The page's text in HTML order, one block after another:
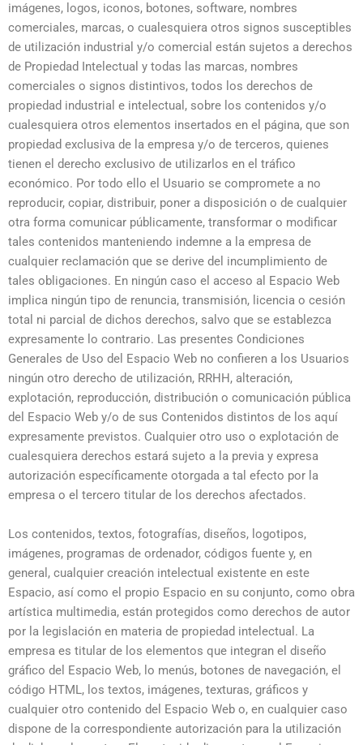
imágenes, logos, iconos, botones, software, nombres
comerciales, marcas, o cualesquiera otros signos susceptibles
de utilización industrial y/o comercial están sujetos a derechos
de Propiedad Intelectual y todas las marcas, nombres
comerciales o signos distintivos, todos los derechos de
propiedad industrial e intelectual, sobre los contenidos y/o
cualesquiera otros elementos insertados en el página, que son
propiedad exclusiva de la empresa y/o de terceros, quienes
tienen el derecho exclusivo de utilizarlos en el tráfico
económico. Por todo ello el Usuario se compromete a no
reproducir, copiar, distribuir, poner a disposición o de cualquier
otra forma comunicar públicamente, transformar o modificar
tales contenidos manteniendo indemne a la empresa de
cualquier reclamación que se derive del incumplimiento de
tales obligaciones. En ningún caso el acceso al Espacio Web
implica ningún tipo de renuncia, transmisión, licencia o cesión
total ni parcial de dichos derechos, salvo que se establezca
expresamente lo contrario. Las presentes Condiciones
Generales de Uso del Espacio Web no confieren a los Usuarios
ningún otro derecho de utilización, RRHH, alteración,
explotación, reproducción, distribución o comunicación pública
del Espacio Web y/o de sus Contenidos distintos de los aquí
expresamente previstos. Cualquier otro uso o explotación de
cualesquiera derechos estará sujeto a la previa y expresa
autorización específicamente otorgada a tal efecto por la
empresa o el tercero titular de los derechos afectados.
Los contenidos, textos, fotografías, diseños, logotipos,
imágenes, programas de ordenador, códigos fuente y, en
general, cualquier creación intelectual existente en este
Espacio, así como el propio Espacio en su conjunto, como obra
artística multimedia, están protegidos como derechos de autor
por la legislación en materia de propiedad intelectual. La
empresa es titular de los elementos que integran el diseño
gráfico del Espacio Web, lo menús, botones de navegación, el
código HTML, los textos, imágenes, texturas, gráficos y
cualquier otro contenido del Espacio Web o, en cualquier caso
dispone de la correspondiente autorización para la utilización